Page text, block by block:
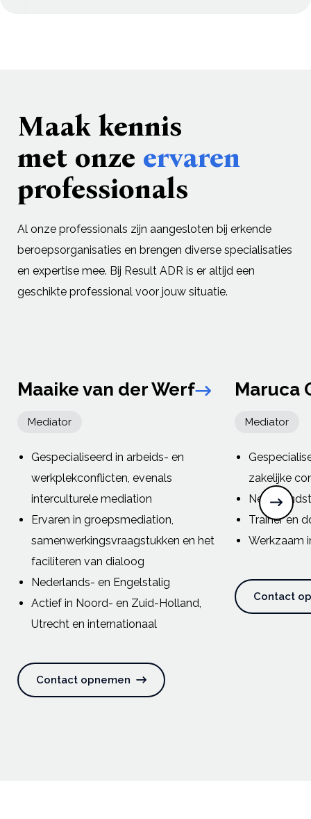
Maak kennis
met onze ervaren
professionals
Al onze professionals zijn aangesloten bij erkende
beroepsorganisaties en brengen diverse specialisaties
en expertise mee. Bij Result ADR is er altijd een
geschikte professional voor jouw situatie.
Maaike van der WerfLink arrow
Mediator
Gespecialiseerd in arbeids- en
werkplekconflicten, evenals
interculturele mediation
Ervaren in groepsmediation,
samenwerkingsvraagstukken en het
faciliteren van dialoog
Nederlands- en Engelstalig
Actief in Noord- en Zuid-Holland,
Utrecht en internationaal
Contact opnemen
Maruca
Mediator
zakelijke
Trainer en
Werkzaam
Contact